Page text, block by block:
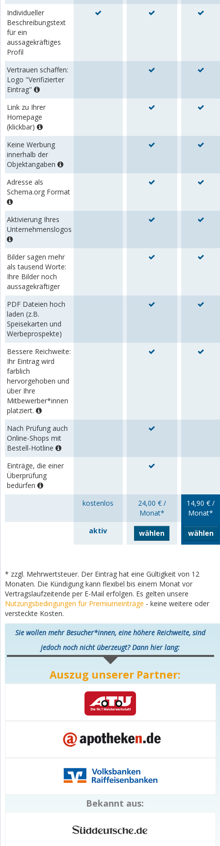
Individueller
Beschreibungstext
für ein
aussagekräftiges
Profil
Vertrauen schaffen:
Logo "Verifizierter
Eintrag"
Link zu Ihrer
Homepage
(klickbar)
Keine Werbung
innerhalb der
Objektangaben
Adresse als
Schema.org Format
Aktivierung Ihres
Unternehmenslogos
Bilder sagen mehr
als tausend Worte:
Ihre Bilder noch
aussagekräftiger
PDF Dateien hoch
laden (z.B.
Speisekarten und
Werbeprospekte)
Bessere Reichweite:
Ihr Eintrag wird
farblich
hervorgehoben und
über Ihre
Mitbewerber*innen
platziert.
Nach Prüfung auch
Online-Shops mit
Bestell-Hotline
Einträge, die einer
Überprüfung
bedürfen
kostenlos
24,00 € /
Monat*
14,90 € /
Monat*
aktiv
wählen wählen
* zzgl. Mehrwertsteuer. Der Eintrag hat eine Gültigkeit von 12
Monaten. Die Kündigung kann flexibel bis einem Monat vor
Vertragslaufzeitende per E-Mail erfolgen. Es gelten unsere
Nutzungsbedingungen für Premiumeinträge - keine weitere oder
versteckte Kosten.
Sie wollen mehr Besucher*innen, eine höhere Reichweite, sind
jedoch noch nicht überzeugt? Dann hier lang:
Auszug unserer Partner:
Bekannt aus: